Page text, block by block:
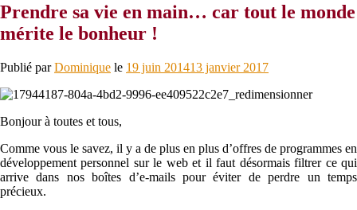
Prendre sa vie en main… car tout le monde
mérite le bonheur !
Publié parDominique le 19 juin 201413 janvier 2017
Bonjour à toutes et tous,
Comme vous le savez, il y a de plus en plus d’offres de programmes en
développement personnel sur le web et il faut désormais filtrer ce qui
arrive dans nos boîtes d’e-mails pour éviter de perdre un temps
précieux.